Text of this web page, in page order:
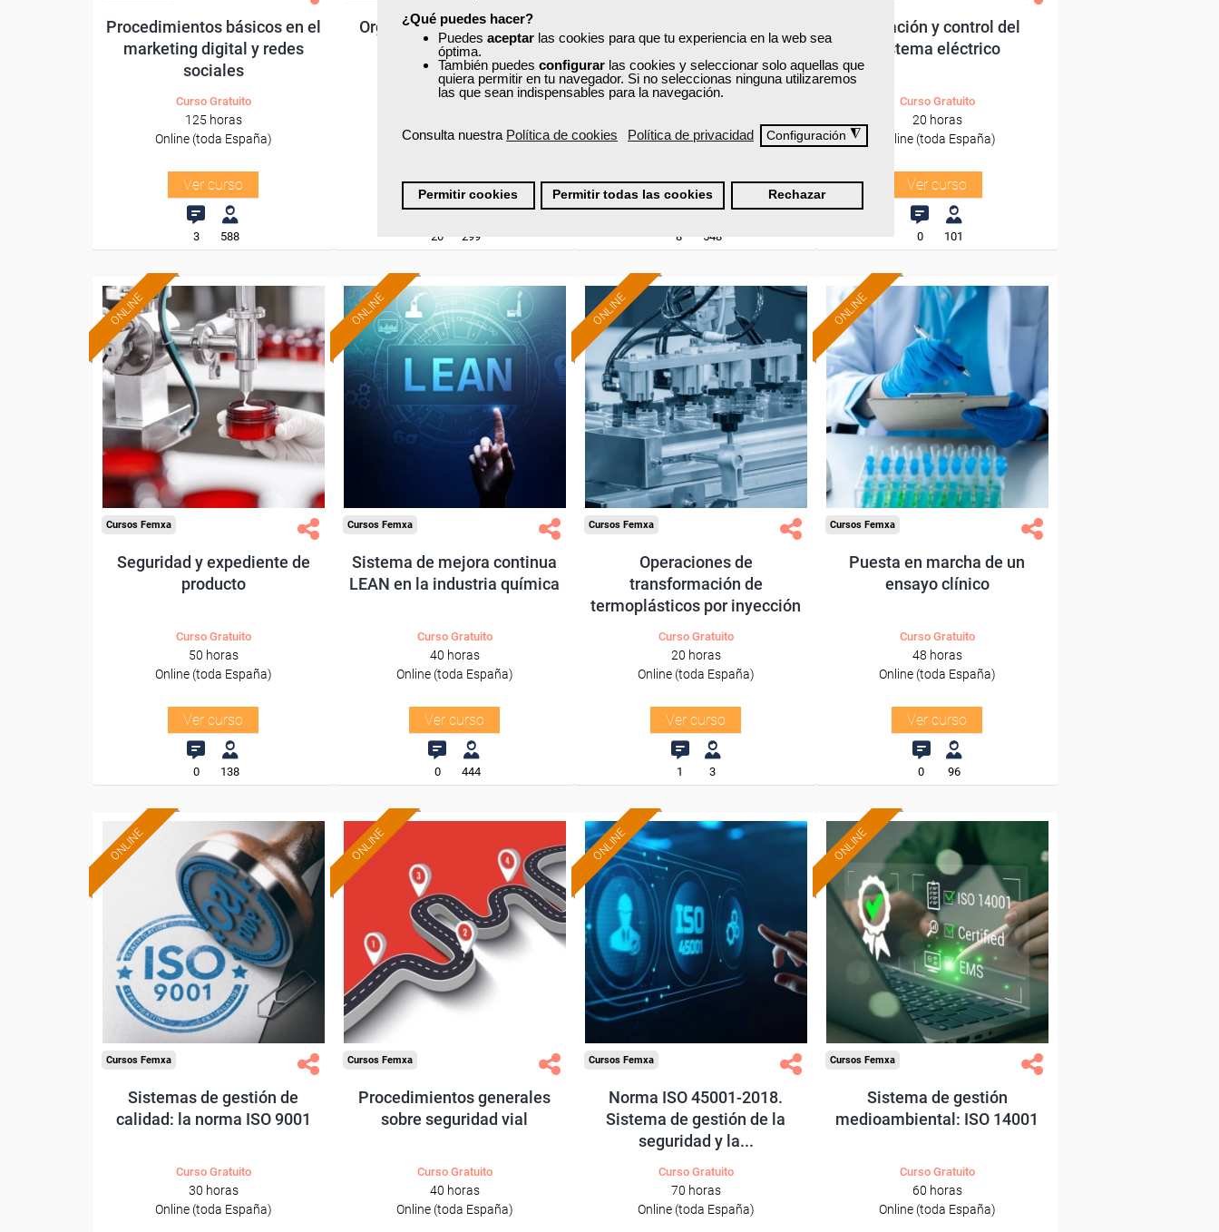
¿Qué puedes hacer?
Puedes aceptar las cookies para que tu experiencia en la web sea
óptima.
También puedes configurar las cookies y seleccionar solo aquellas que
quiera permitir en tu navegador. Si no seleccionas ninguna utilizaremos
las que sean indispensables para la navegación.
Consulta nuestra Política de cookies Política de privacidad Configuración ◮
Permitir cookies Permitir todas las cookies Rechazar
Procedimientos básicos en el
marketing digital y redes
sociales
Curso Gratuito
125 horas
Online (toda España)
Ver curso
3 588
Organización de eventos y
protocolo
Curso Gratuito
Online (toda España)
Ver curso
20 299
lucha
Curso Gratuito
Online (toda España)
Ver curso
8 548
Operación y control del
sistema eléctrico
Curso Gratuito
20 horas
Online (toda España)
Ver curso
0 101
ONLINE
Formación 100%
subvencionada.
Para desempleados,
trabajadores y autónomos.
Sector
-Industria Química.
Cursos Femxa
Seguridad y expediente de
producto
Curso Gratuito
50 horas
Online (toda España)
Ver curso
0 138
ONLINE
Formación 100%
subvencionada.
Para desempleados,
trabajadores y autónomos.
Sector
-Industria Química.
Cursos Femxa
Sistema de mejora continua
LEAN en la industria química
Curso Gratuito
40 horas
Online (toda España)
Ver curso
0 444
ONLINE
Formación 100%
subvencionada.
Para desempleados,
trabajadores y autónomos.
Sector
-Industria Química.
Cursos Femxa
Operaciones de
transformación de
termoplásticos por inyección
Curso Gratuito
20 horas
Online (toda España)
Ver curso
1 3
ONLINE
Formación 100%
subvencionada.
Para desempleados,
trabajadores y autónomos.
Sector
-Industria Química.
Cursos Femxa
Puesta en marcha de un
ensayo clínico
Curso Gratuito
48 horas
Online (toda España)
Ver curso
0 96
ONLINE
Formación 100%
subvencionada.
Para desempleados,
trabajadores y autónomos.
Sector
-Industria Química.
Cursos Femxa
Sistemas de gestión de
calidad: la norma ISO 9001
Curso Gratuito
30 horas
Online (toda España)
ONLINE
Formación 100%
subvencionada.
Para desempleados,
trabajadores y autónomos.
Sector
-Transporte y Logística.
Cursos Femxa
Procedimientos generales
sobre seguridad vial
Curso Gratuito
40 horas
Online (toda España)
ONLINE
Formación 100%
subvencionada.
Para desempleados,
trabajadores y autónomos.
Sector
-Industria Química.
Cursos Femxa
Norma ISO 45001-2018.
Sistema de gestión de la
seguridad y la...
Curso Gratuito
70 horas
Online (toda España)
ONLINE
Formación 100%
subvencionada.
Para desempleados,
trabajadores y autónomos.
Sector
-Industria Química.
Cursos Femxa
Sistema de gestión
medioambiental: ISO 14001
Curso Gratuito
60 horas
Online (toda España)